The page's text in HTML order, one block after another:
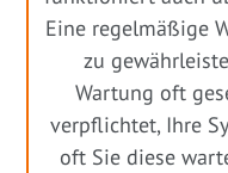
Eine regelmäßige
zu
Wartung oft
verpflichtet, Ihre
oft Sie diese